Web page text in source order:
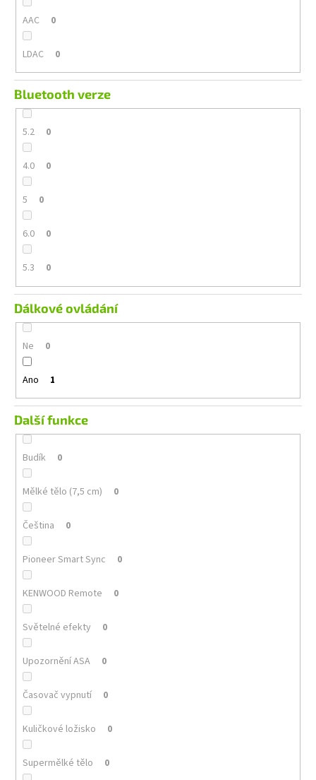
AAC 0
LDAC 0
Bluetooth verze
5.2 0
4.0 0
5 0
6.0 0
5.3 0
Dálkové ovládání
Ne 0
Ano 1
Další funkce
Budík 0
Mělké tělo (7,5 cm) 0
Čeština 0
Pioneer Smart Sync 0
KENWOOD Remote 0
Světelné efekty 0
Upozornění ASA 0
Časovač vypnutí 0
Kuličkové ložisko 0
Supermělké tělo 0